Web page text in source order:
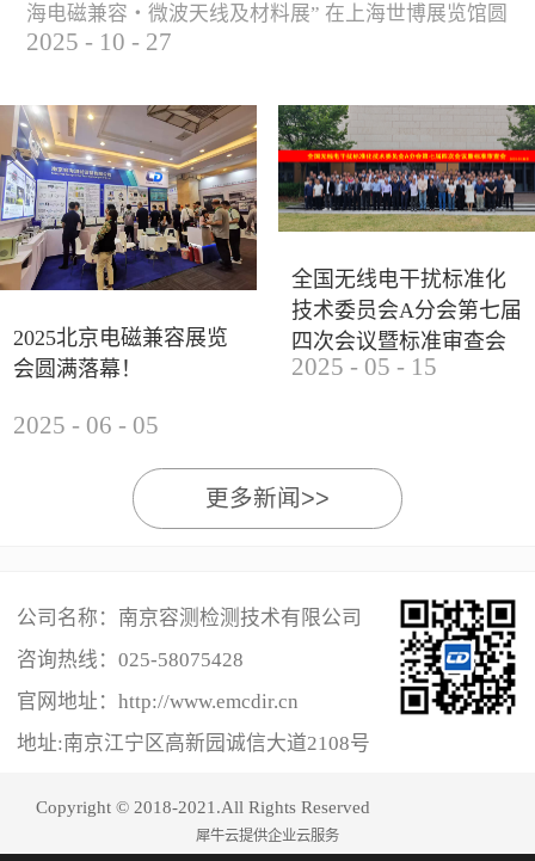
海电磁兼容・微波天线及材料展” 在上海世博展览馆圆
满落下帷幕。作为电磁兼容领域的行业盛会，本届展
研讨及产品展示等多种形式，深入交流行业见解，踊
跃探索合作空间，为电磁兼容领域的高质量发展汇聚
了新动能。产品展示展会现场，公司展示了...
2025 - 10 - 27
2025北京电磁兼容展览
会圆满落幕！
2025 - 06 - 05
全国无线电干扰标准化
技术委员会A分会第七届
四次会议暨标准审查会
成功举办
2025 - 05 - 15
更多新闻>>
公司名称：南京容测检测技术有限公司
咨询热线： 025-58075428
官网地址：http://www.emcdir.cn
地址:南京江宁区高新园诚信大道2108号
Copyright © 2018-2021.All Rights Reserved
犀牛云提供企业云服务